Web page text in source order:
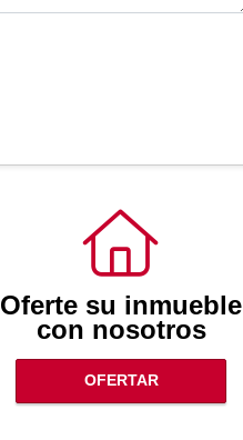
Oferte su inmueble
con nosotros
OFERTAR